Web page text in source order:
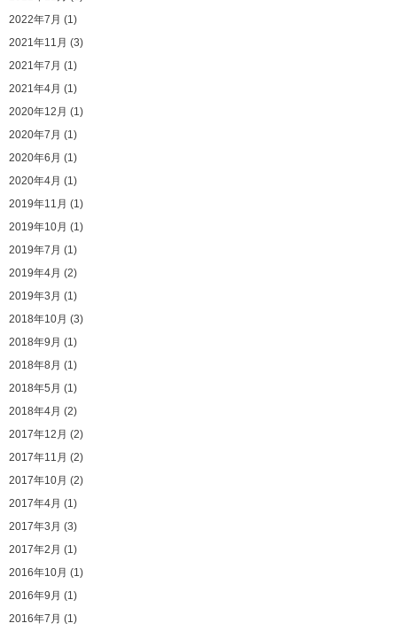
2022年7月 (1)
2021年11月 (3)
2021年7月 (1)
2021年4月 (1)
2020年12月 (1)
2020年7月 (1)
2020年6月 (1)
2020年4月 (1)
2019年11月 (1)
2019年10月 (1)
2019年7月 (1)
2019年4月 (2)
2019年3月 (1)
2018年10月 (3)
2018年9月 (1)
2018年8月 (1)
2018年5月 (1)
2018年4月 (2)
2017年12月 (2)
2017年11月 (2)
2017年10月 (2)
2017年4月 (1)
2017年3月 (3)
2017年2月 (1)
2016年10月 (1)
2016年9月 (1)
2016年7月 (1)